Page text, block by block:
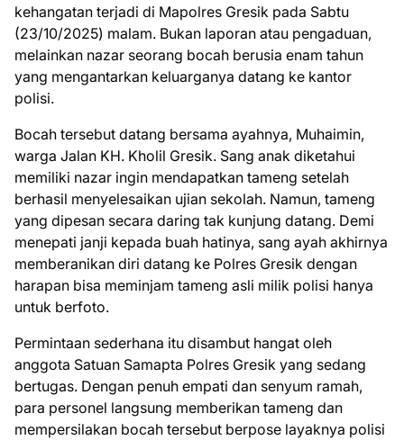
kehangatan terjadi di Mapolres Gresik pada Sabtu
(23/10/2025) malam. Bukan laporan atau pengaduan,
melainkan nazar seorang bocah berusia enam tahun
yang mengantarkan keluarganya datang ke kantor
polisi.
Bocah tersebut datang bersama ayahnya, Muhaimin,
warga Jalan KH. Kholil Gresik. Sang anak diketahui
memiliki nazar ingin mendapatkan tameng setelah
berhasil menyelesaikan ujian sekolah. Namun, tameng
yang dipesan secara daring tak kunjung datang. Demi
menepati janji kepada buah hatinya, sang ayah akhirnya
memberanikan diri datang ke Polres Gresik dengan
harapan bisa meminjam tameng asli milik polisi hanya
untuk berfoto.
Permintaan sederhana itu disambut hangat oleh
anggota Satuan Samapta Polres Gresik yang sedang
bertugas. Dengan penuh empati dan senyum ramah,
para personel langsung memberikan tameng dan
mempersilakan bocah tersebut berpose layaknya polisi